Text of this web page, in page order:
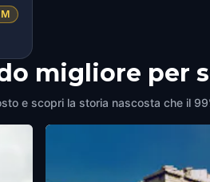
migliore per
e scopri la storia nascosta che il